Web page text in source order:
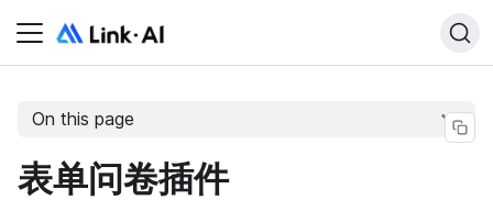
On this page
表单问卷插件